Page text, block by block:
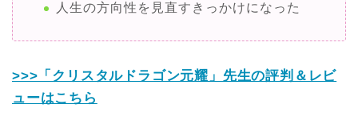
人生の方向性を見直すきっかけになった
>>>「クリスタルドラゴン元耀」先生の評判＆レビ
ューはこちら